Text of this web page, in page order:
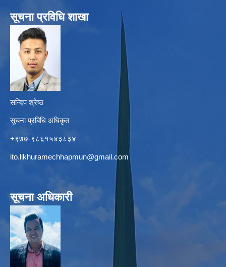
सूचना प्रविधि शाखा
सन्दिप श्रेष्ठ
सूचना प्रबिधि अधिकृत
+९७७-९८६१५४३८३४
ito.likhuramechhapmun@gmail.com
सूचना अधिकारी